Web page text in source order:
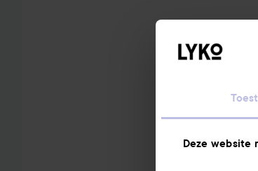
Deze website